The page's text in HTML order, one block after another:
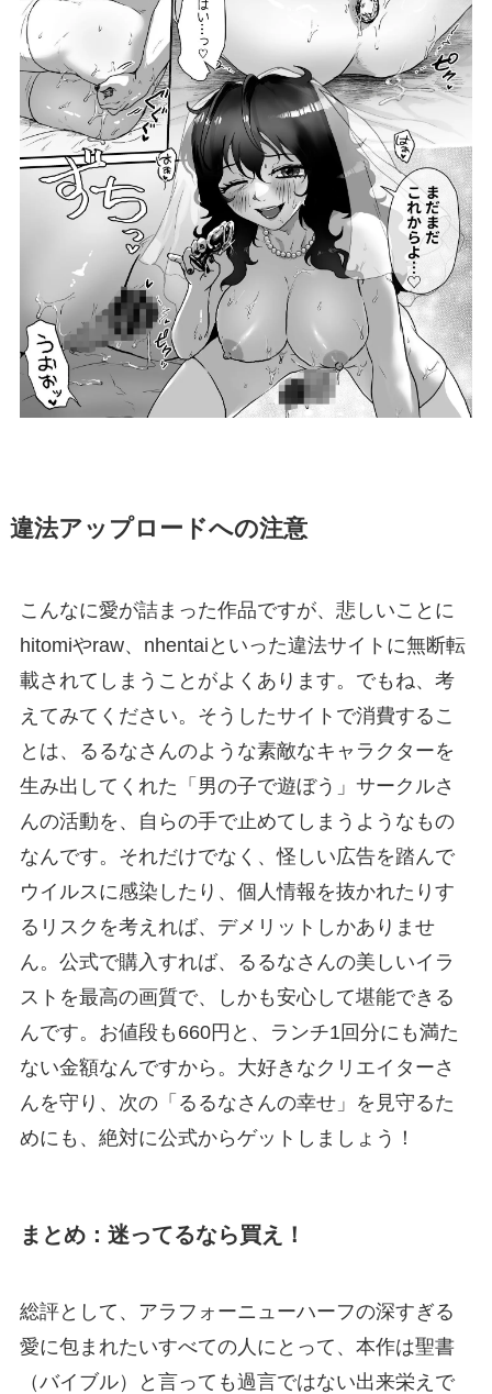
違法アップロードへの注意
こんなに愛が詰まった作品ですが、悲しいことに
hitomiやraw、nhentaiといった違法サイトに無断転
載されてしまうことがよくあります。でもね、考
えてみてください。そうしたサイトで消費するこ
とは、るるなさんのような素敵なキャラクターを
生み出してくれた「男の子で遊ぼう」サークルさ
んの活動を、自らの手で止めてしまうようなもの
なんです。それだけでなく、怪しい広告を踏んで
ウイルスに感染したり、個人情報を抜かれたりす
るリスクを考えれば、デメリットしかありませ
ん。公式で購入すれば、るるなさんの美しいイラ
ストを最高の画質で、しかも安心して堪能できる
んです。お値段も660円と、ランチ1回分にも満た
ない金額なんですから。大好きなクリエイターさ
んを守り、次の「るるなさんの幸せ」を見守るた
めにも、絶対に公式からゲットしましょう！
まとめ：迷ってるなら買え！
総評として、アラフォーニューハーフの深すぎる
愛に包まれたいすべての人にとって、本作は聖書
（バイブル）と言っても過言ではない出来栄えで